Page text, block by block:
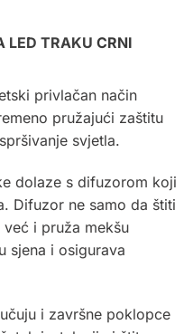
LED TRAKU CRNI
privlačan način
pružajući zaštitu
svjetla.
dolaze s difuzorom koji
Difuzor ne samo da štiti
i pruža mekšu
sjena i osigurava
i završne poklopce